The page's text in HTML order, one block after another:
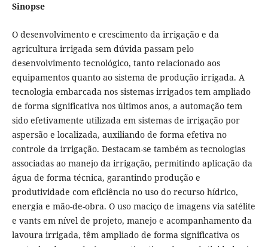
Sinopse
O desenvolvimento e crescimento da irrigação e da
agricultura irrigada sem dúvida passam pelo
desenvolvimento tecnológico, tanto relacionado aos
equipamentos quanto ao sistema de produção irrigada. A
tecnologia embarcada nos sistemas irrigados tem ampliado
de forma significativa nos últimos anos, a automação tem
sido efetivamente utilizada em sistemas de irrigação por
aspersão e localizada, auxiliando de forma efetiva no
controle da irrigação. Destacam-se também as tecnologias
associadas ao manejo da irrigação, permitindo aplicação da
água de forma técnica, garantindo produção e
produtividade com eficiência no uso do recurso hídrico,
energia e mão-de-obra. O uso maciço de imagens via satélite
e vants em nível de projeto, manejo e acompanhamento da
lavoura irrigada, têm ampliado de forma significativa os